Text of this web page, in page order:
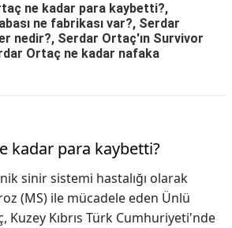
ne kadar para kaybetti?,
ne fabrikası var?, Serdar
nedir?, Serdar Ortaç'ın Survivor
Ortaç ne kadar nafaka
kadar para kaybetti?
sinir sistemi hastalığı olarak
(MS) ile mücadele eden Ünlü
Kuzey Kıbrıs Türk Cumhuriyeti'nde